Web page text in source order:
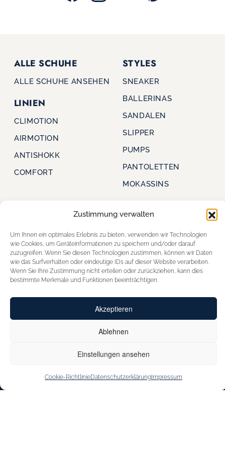
Zustimmung verwalten
Um Ihnen ein optimales Erlebnis zu bieten, verwenden wir Technologien
wie Cookies, um Geräteinformationen zu speichern und/oder darauf
zuzugreifen. Wenn Sie diesen Technologien zustimmen, können wir Daten
wie das Surfverhalten oder eindeutige IDs auf dieser Website verarbeiten.
Wenn Sie Ihre Zustimmung nicht erteilen oder zurückziehen, kann dies
bestimmte Merkmale und Funktionen beeinträchtigen.
Akzeptieren
Ablehnen
Einstellungen ansehen
Cookie-RichtlinieDatenschutzerklärung Impressum
ALLE SCHUHE
ALLE SCHUHE ANSEHEN
LINIEN
CLIMOTION
AIRMOTION
ANTISHOKK
COMFORT
STYLES
SNEAKER
BALLERINAS
SANDALEN
SLIPPER
PUMPS
PANTOLETTEN
MOKASSINS
STARTSEITE
INSPIRATION
CAPRICE
FÜR HÄNDLER
MESSEN
VERTRETUNGEN
SHOE OUTLET